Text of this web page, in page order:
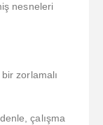
nesneleri
zorlamalı
çalışma